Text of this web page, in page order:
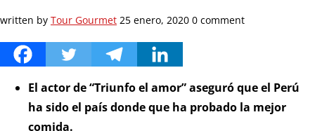
written by Tour Gourmet 25 enero, 2020 0 comment
El actor de “Triunfo el amor” aseguró que el Perú
ha sido el país donde que ha probado la mejor
comida.